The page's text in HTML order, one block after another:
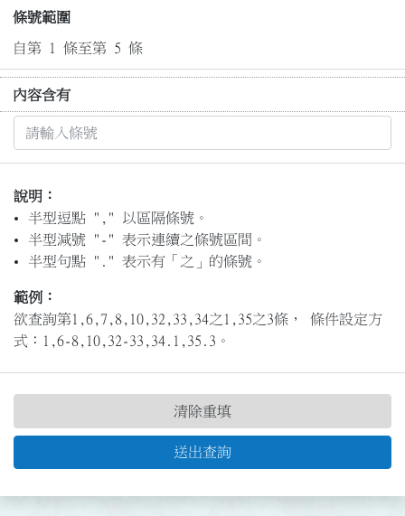
條號範圍
自第 1 條至第 5 條
內容含有
說明：
半型逗點 "," 以區隔條號。
半型減號 "-" 表示連續之條號區間。
半型句點 "." 表示有「之」的條號。
範例：
欲查詢第1,6,7,8,10,32,33,34之1,35之3條， 條件設定方
式：1,6-8,10,32-33,34.1,35.3。
送出查詢
清除重填